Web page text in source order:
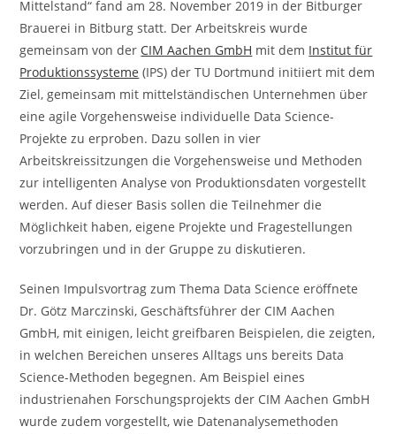
Mittelstand“ fand am 28. November 2019 in der Bitburger
Brauerei in Bitburg statt. Der Arbeitskreis wurde
gemeinsam von der CIM Aachen GmbH mit dem Institut für
Produktionssysteme (IPS) der TU Dortmund initiiert mit dem
Ziel, gemeinsam mit mittelständischen Unternehmen über
eine agile Vorgehensweise individuelle Data Science-
Projekte zu erproben. Dazu sollen in vier
Arbeitskreissitzungen die Vorgehensweise und Methoden
zur intelligenten Analyse von Produktionsdaten vorgestellt
werden. Auf dieser Basis sollen die Teilnehmer die
Möglichkeit haben, eigene Projekte und Fragestellungen
vorzubringen und in der Gruppe zu diskutieren.
Seinen Impulsvortrag zum Thema Data Science eröffnete
Dr. Götz Marczinski, Geschäftsführer der CIM Aachen
GmbH, mit einigen, leicht greifbaren Beispielen, die zeigten,
in welchen Bereichen unseres Alltags uns bereits Data
Science-Methoden begegnen. Am Beispiel eines
industrienahen Forschungsprojekts der CIM Aachen GmbH
wurde zudem vorgestellt, wie Datenanalysemethoden